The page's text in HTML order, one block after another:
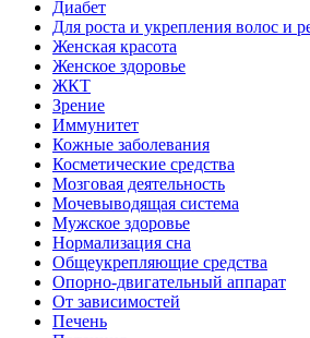
Диабет
Для роста и укрепления волос и
Женская красота
Женское здоровье
ЖКТ
Зрение
Иммунитет
Кожные заболевания
Косметические средства
Мозговая деятельность
Мочевыводящая система
Мужское здоровье
Нормализация сна
Общеукрепляющие средства
Опорно-двигательный аппарат
От зависимостей
Печень